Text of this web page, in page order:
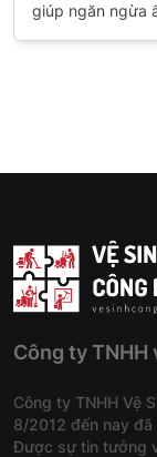
giúp ngăn ngừa
Công ty TNHH
Công ty TNHH Vệ
8/2012 đến nay đã
Được sự tin tưởng